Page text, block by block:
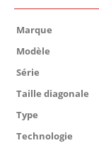
Marque
Modèle
Série
Taille diagonale
Type
Technologie